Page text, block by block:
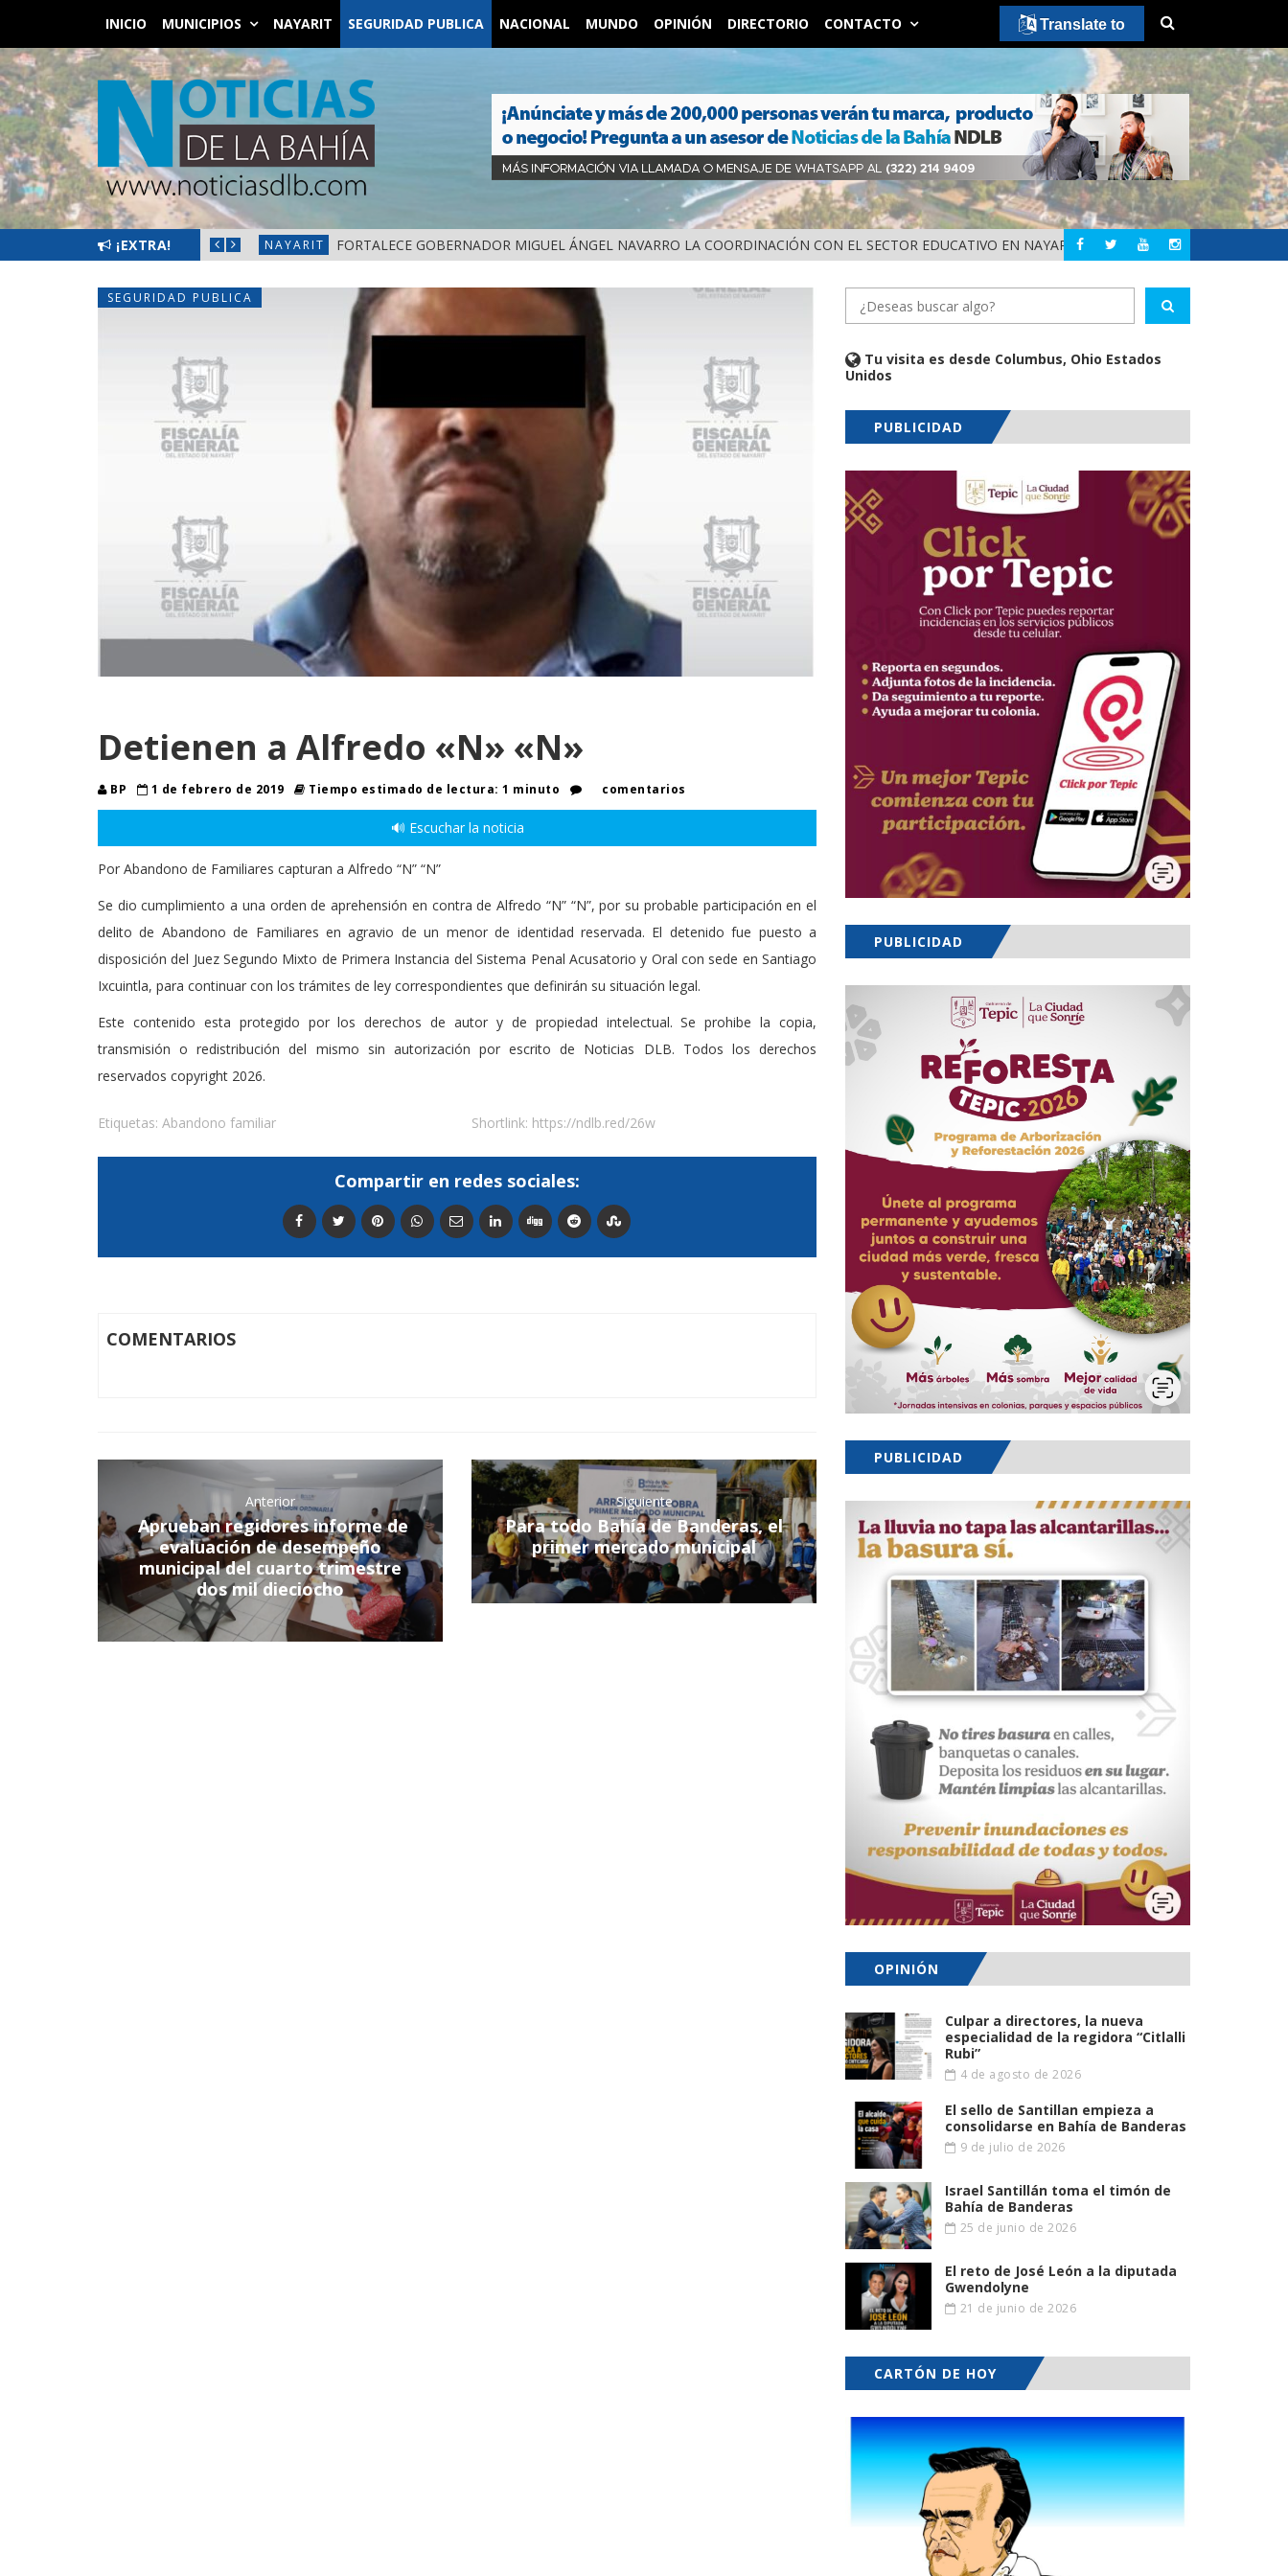
INICIO MUNICIPIOS NAYARIT SEGURIDAD PUBLICA NACIONAL MUNDO OPINIÓN DIRECTORIO CONTACTO
¡EXTRA!
BIENESTAR EN NAYARIT NAYARIT FORTALECE GOBERNADOR MIGUEL ÁNGEL NAVARRO LA COORDINACIÓN CON EL SECTOR EDUCATIVO EN NAYARIT NAYARIT ALERTA DIF
SEGURIDAD PUBLICA
Detienen a Alfredo «N» «N»
BP 1 de febrero de 2019 Tiempo estimado de lectura: 1 minuto comentarios
🔊 Escuchar la noticia
Por Abandono de Familiares capturan a Alfredo “N” “N”
Se dio cumplimiento a una orden de aprehensión en contra de Alfredo “N” “N”, por su probable participación en el
delito de Abandono de Familiares en agravio de un menor de identidad reservada. El detenido fue puesto a
disposición del Juez Segundo Mixto de Primera Instancia del Sistema Penal Acusatorio y Oral con sede en Santiago
Ixcuintla, para continuar con los trámites de ley correspondientes que definirán su situación legal.
Este contenido esta protegido por los derechos de autor y de propiedad intelectual. Se prohibe la copia,
transmisión o redistribución del mismo sin autorización por escrito de Noticias DLB. Todos los derechos
reservados copyright 2026.
Etiquetas: Abandono familiar Shortlink: https://ndlb.red/26w
Compartir en redes sociales:
COMENTARIOS
Anterior
Aprueban regidores informe de
evaluación de desempeño
municipal del cuarto trimestre
dos mil dieciocho
Siguiente
Para todo Bahía de Banderas, el
primer mercado municipal
Tu visita es desde Columbus, Ohio Estados
Unidos
PUBLICIDAD
PUBLICIDAD
PUBLICIDAD
OPINIÓN
Culpar a directores, la nueva
especialidad de la regidora “Citlalli
Rubi”
4 de agosto de 2026
El sello de Santillan empieza a
consolidarse en Bahía de Banderas
9 de julio de 2026
Israel Santillán toma el timón de
Bahía de Banderas
25 de junio de 2026
El reto de José León a la diputada
Gwendolyne
21 de junio de 2026
CARTÓN DE HOY
Translate to